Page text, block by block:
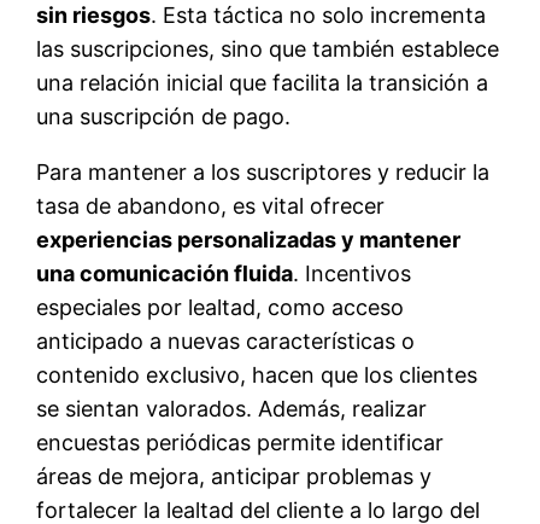
sin riesgos. Esta táctica no solo incrementa
las suscripciones, sino que también establece
una relación inicial que facilita la transición a
una suscripción de pago.
Para mantener a los suscriptores y reducir la
tasa de abandono, es vital ofrecer
experiencias personalizadas y mantener
una comunicación fluida. Incentivos
especiales por lealtad, como acceso
anticipado a nuevas características o
contenido exclusivo, hacen que los clientes
se sientan valorados. Además, realizar
encuestas periódicas permite identificar
áreas de mejora, anticipar problemas y
fortalecer la lealtad del cliente a lo largo del